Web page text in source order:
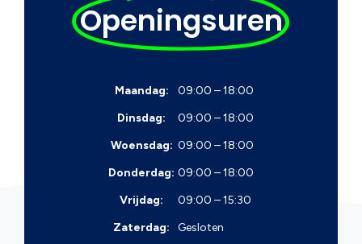
Openingsuren
Maandag:
09:00 – 18:00
Dinsdag:
09:00 – 18:00
Woensdag: 09:00 – 18:00
Donderdag: 09:00 – 18:00
Vrijdag:
09:00 – 15:30
Zaterdag:
Gesloten